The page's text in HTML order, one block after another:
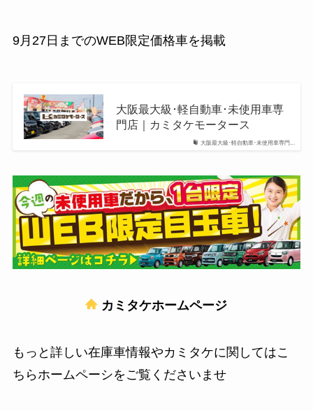
9月27日までのWEB限定価格車を掲載
大阪最大級･軽自動車･未使用車専門...
大阪最大級･軽自動車･未使用車専
門店｜カミタケモータース
カミタケホームページ
もっと詳しい在庫車情報やカミタケに関してはこ
ちらホームペーシをご覧くださいませ